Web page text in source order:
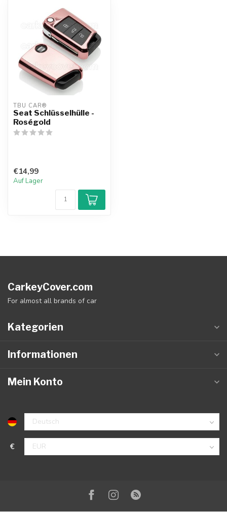
TBU CAR®
Seat Schlüsselhülle -
Roségold
€14,99
Auf Lager
CarkeyCover.com
For almost all brands of car
Kategorien
Informationen
Mein Konto
€